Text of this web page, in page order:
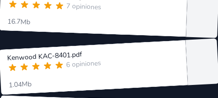
7 opiniones
16.7Mb
Kenwood KAC-8401.pdf
6 opiniones
1.04Mb